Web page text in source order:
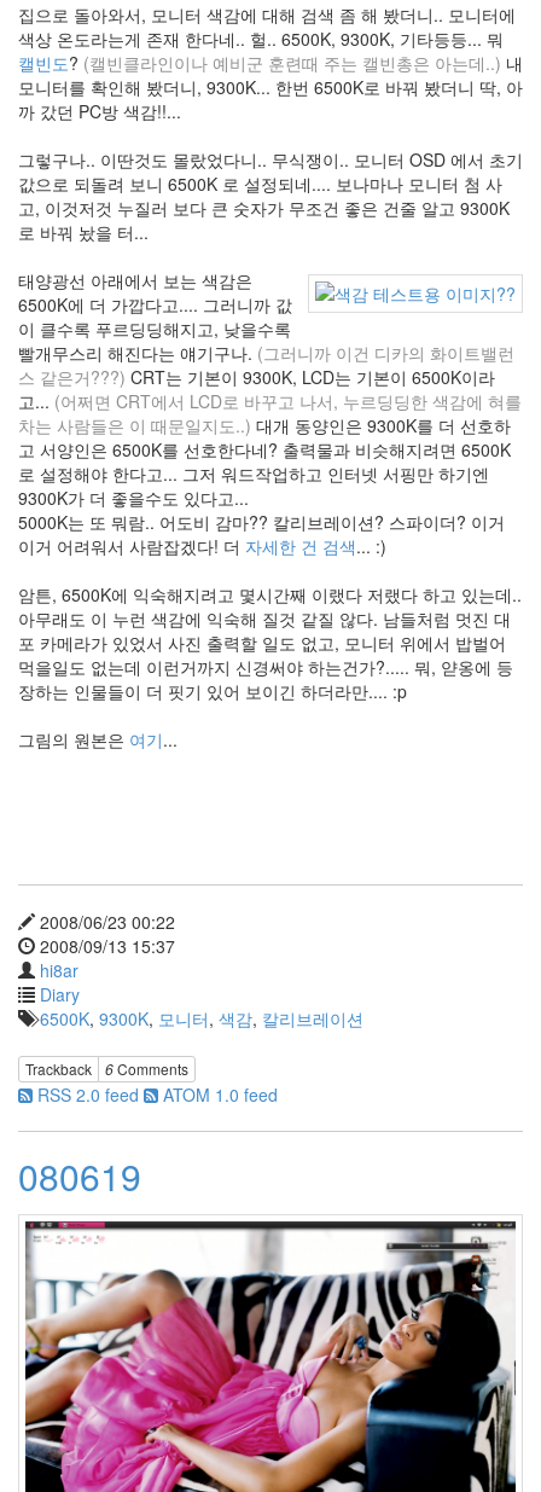
집으로 돌아와서, 모니터 색감에 대해 검색 좀 해 봤더니.. 모니터에
색상 온도라는게 존재 한다네.. 헐.. 6500K, 9300K, 기타등등... 뭐
캘빈도? (캘빈클라인이나 예비군 훈련때 주는 캘빈총은 아는데..) 내
모니터를 확인해 봤더니, 9300K... 한번 6500K로 바꿔 봤더니 딱, 아
까 갔던 PC방 색감!!...
그렇구나.. 이딴것도 몰랐었다니.. 무식쟁이.. 모니터 OSD 에서 초기
값으로 되돌려 보니 6500K 로 설정되네.... 보나마나 모니터 첨 사
고, 이것저것 누질러 보다 큰 숫자가 무조건 좋은 건줄 알고 9300K
로 바꿔 놨을 터...
태양광선 아래에서 보는 색감은
6500K에 더 가깝다고.... 그러니까 값
이 클수록 푸르딩딩해지고, 낮을수록
빨개무스리 해진다는 얘기구나. (그러니까 이건 디카의 화이트밸런
스 같은거???) CRT는 기본이 9300K, LCD는 기본이 6500K이라
고... (어쩌면 CRT에서 LCD로 바꾸고 나서, 누르딩딩한 색감에 혀를
차는 사람들은 이 때문일지도..) 대개 동양인은 9300K를 더 선호하
고 서양인은 6500K를 선호한다네? 출력물과 비슷해지려면 6500K
로 설정해야 한다고... 그저 워드작업하고 인터넷 서핑만 하기엔
9300K가 더 좋을수도 있다고...
5000K는 또 뭐람.. 어도비 감마?? 칼리브레이션? 스파이더? 이거
이거 어려워서 사람잡겠다! 더 자세한 건 검색... :)
암튼, 6500K에 익숙해지려고 몇시간째 이랬다 저랬다 하고 있는데..
아무래도 이 누런 색감에 익숙해 질것 같질 않다. 남들처럼 멋진 대
포 카메라가 있었서 사진 출력할 일도 없고, 모니터 위에서 밥벌어
먹을일도 없는데 이런거까지 신경써야 하는건가?..... 뭐, 얃옹에 등
장하는 인물들이 더 핏기 있어 보이긴 하더라만.... :p
그림의 원본은 여기...
2008/06/23 00:22
2008/09/13 15:37
hi8ar
Diary
6500K, 9300K, 모니터, 색감, 칼리브레이션
Trackback 6Comments
RSS 2.0 feed ATOM 1.0 feed
080619
AGORA
태
업
Tip
이
명
박
Ashen
Email
계
글
꼴
FinderBar
The
Machine
Girl
Web
Designer
떡
볶
이
Image
Processing
두
목
님
독
교
Silent
Hill
foo_bubble_coverflow
테
스
보
Ccleaner
Holly
Valnce
Adele
Silva
Danity
Kane
facebook
Trackback